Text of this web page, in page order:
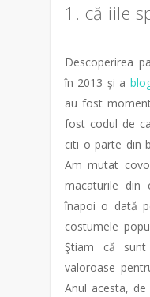
1. că iile
Descoperirea
în 2013 şi a
au fost
fost codul de
citi o parte din
Am mutat
macaturile din
înapoi o dată
costumele
Ştiam că
valoroase
Anul acesta,